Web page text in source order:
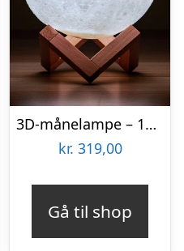
3D-månelampe – 15 cm – 16 Farver – Spralla
kr. 319,00
Gå til shop